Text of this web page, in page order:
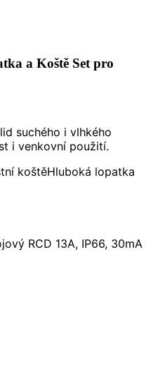
a Koště Set pro
suchého i vlhkého
i venkovní použití.
koštěHluboká lopatka
RCD 13A, IP66, 30mA